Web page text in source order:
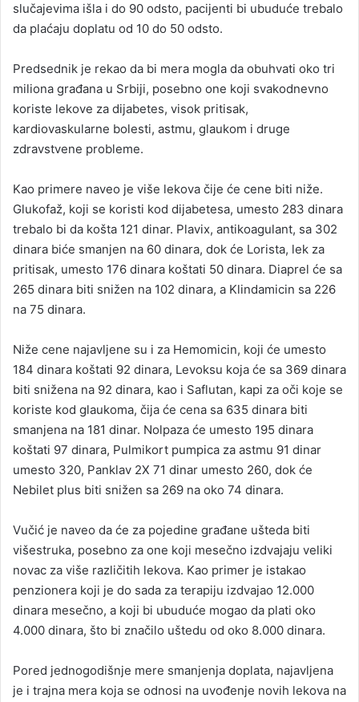
slučajevima išla i do 90 odsto, pacijenti bi ubuduće trebalo
da plaćaju doplatu od 10 do 50 odsto.
Predsednik je rekao da bi mera mogla da obuhvati oko tri
miliona građana u Srbiji, posebno one koji svakodnevno
koriste lekove za dijabetes, visok pritisak,
kardiovaskularne bolesti, astmu, glaukom i druge
zdravstvene probleme.
Kao primere naveo je više lekova čije će cene biti niže.
Glukofaž, koji se koristi kod dijabetesa, umesto 283 dinara
trebalo bi da košta 121 dinar. Plavix, antikoagulant, sa 302
dinara biće smanjen na 60 dinara, dok će Lorista, lek za
pritisak, umesto 176 dinara koštati 50 dinara. Diaprel će sa
265 dinara biti snižen na 102 dinara, a Klindamicin sa 226
na 75 dinara.
Niže cene najavljene su i za Hemomicin, koji će umesto
184 dinara koštati 92 dinara, Levoksu koja će sa 369 dinara
biti snižena na 92 dinara, kao i Saflutan, kapi za oči koje se
koriste kod glaukoma, čija će cena sa 635 dinara biti
smanjena na 181 dinar. Nolpaza će umesto 195 dinara
koštati 97 dinara, Pulmikort pumpica za astmu 91 dinar
umesto 320, Panklav 2X 71 dinar umesto 260, dok će
Nebilet plus biti snižen sa 269 na oko 74 dinara.
Vučić je naveo da će za pojedine građane ušteda biti
višestruka, posebno za one koji mesečno izdvajaju veliki
novac za više različitih lekova. Kao primer je istakao
penzionera koji je do sada za terapiju izdvajao 12.000
dinara mesečno, a koji bi ubuduće mogao da plati oko
4.000 dinara, što bi značilo uštedu od oko 8.000 dinara.
Pored jednogodišnje mere smanjenja doplata, najavljena
je i trajna mera koja se odnosi na uvođenje novih lekova na